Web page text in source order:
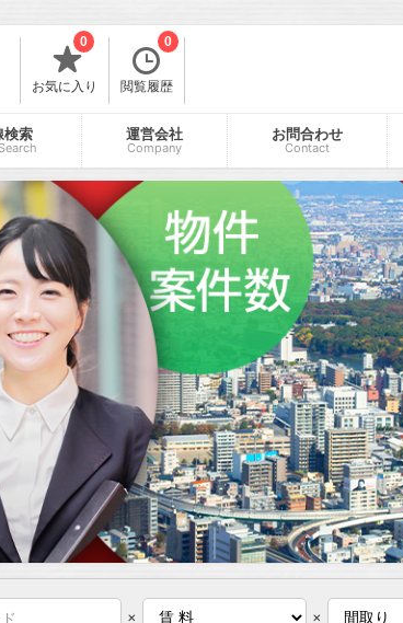
お気に入り
0
閲覧履歴
0
検索 運営会社
Company
お問合わせ
Contact
× ×